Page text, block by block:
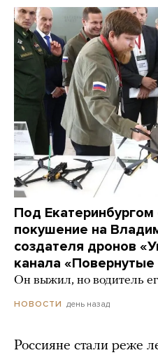
Под
покушение на
создателя дронов
канала «Повернутые
Он выжил, но водитель
НОВОСТИ день назад
Россияне стали реже